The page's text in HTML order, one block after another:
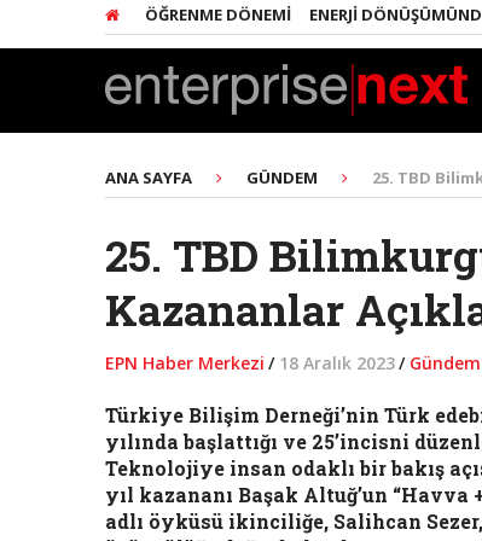
ROBOTIK ÖĞRENME DÖNEMI ENERJI DÖNÜŞÜMÜNDE
ANA SAYFA GÜNDEM 25. TBD
25. TBD
Kazananlar
EPN Haber Merkezi / 18 Aralık 2023/ Gündem
Türkiye Bilişim Derneği’nin Türk
yılında başlattığı ve 25’incisni
Teknolojiye insan odaklı bir bakış
yıl kazananı Başak Altuğ’un “Havva
adlı öyküsü ikinciliğe, Salihcan